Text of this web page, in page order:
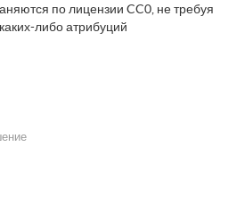
по лицензии CC0, не требуя
либо атрибуций